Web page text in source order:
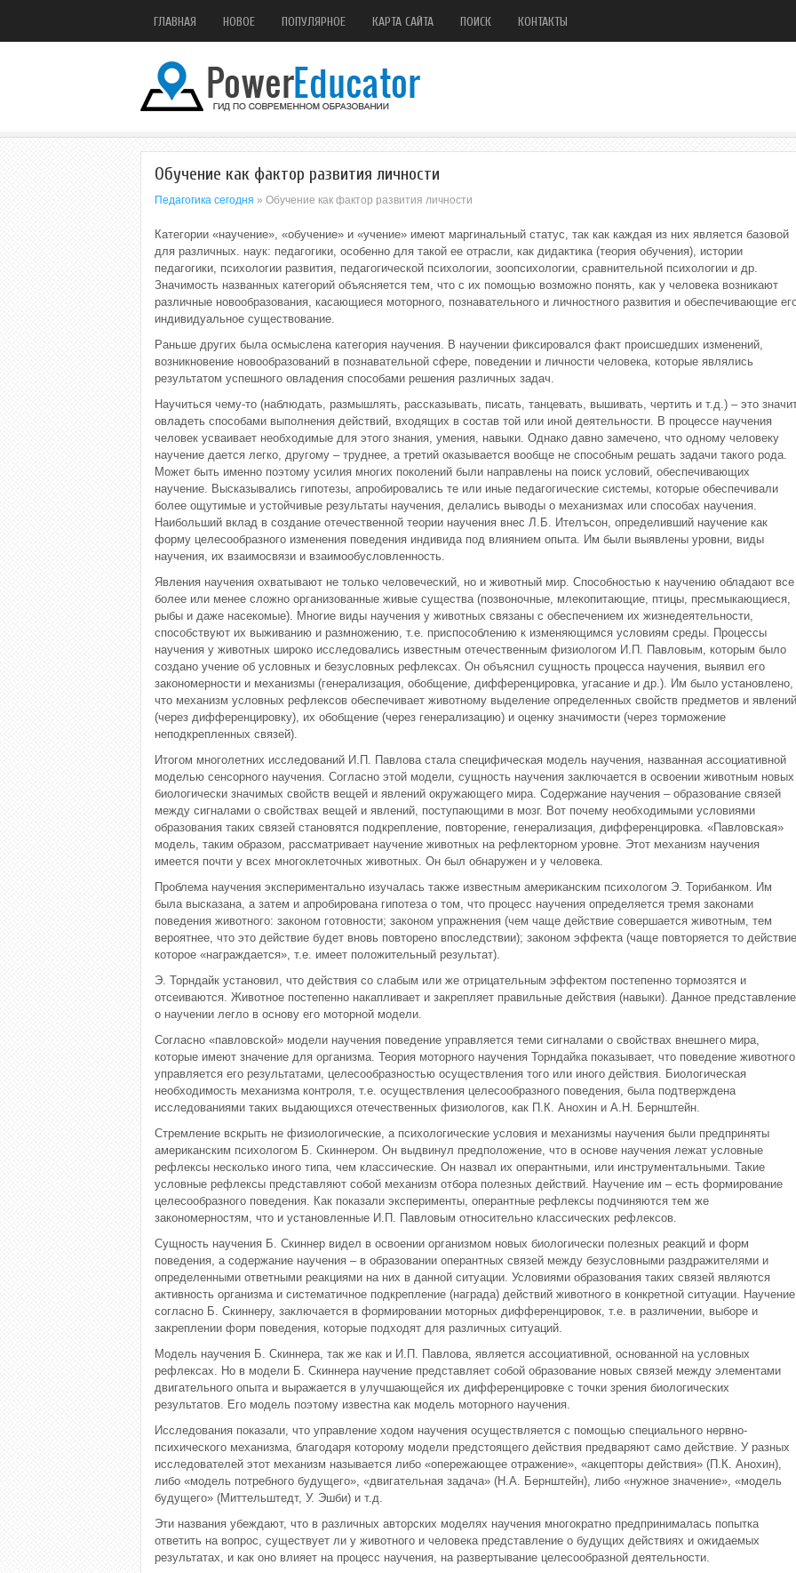
ГЛАВНАЯ НОВОЕ ПОПУЛЯРНОЕ КАРТА САЙТА ПОИСК КОНТАКТЫ
Обучение как фактор развития личности
Педагогика сегодня » Обучение как фактор развития личности
Категории «научение», «обучение» и «учение» имеют маргинальный статус, так как каждая из них является базовой
для различных. наук: педагогики, особенно для такой ее отрасли, как дидактика (теория обучения), истории
педагогики, психологии развития, педагогической психологии, зоопсихологии, сравнительной психологии и др.
Значимость названных категорий объясняется тем, что с их помощью возможно понять, как у человека возникают
различные новообразования, касающиеся моторного, познавательного и личностного развития и обеспечивающие
индивидуальное существование.
Раньше других была осмыслена категория научения. В научении фиксировался факт происшедших изменений,
возникновение новообразований в познавательной сфере, поведении и личности человека, которые являлись
результатом успешного овладения способами решения различных задач.
Научиться чему-то (наблюдать, размышлять, рассказывать, писать, танцевать, вышивать, чертить и т.д.) – это
овладеть способами выполнения действий, входящих в состав той или иной деятельности. В процессе научения
человек усваивает необходимые для этого знания, умения, навыки. Однако давно замечено, что одному человеку
научение дается легко, другому – труднее, а третий оказывается вообще не способным решать задачи такого рода.
Может быть именно поэтому усилия многих поколений были направлены на поиск условий, обеспечивающих
научение. Высказывались гипотезы, апробировались те или иные педагогические системы, которые обеспечивали
более ощутимые и устойчивые результаты научения, делались выводы о механизмах или способах научения.
Наибольший вклад в создание отечественной теории научения внес Л.Б. Ителъсон, определивший научение как
форму целесообразного изменения поведения индивида под влиянием опыта. Им были выявлены уровни, виды
научения, их взаимосвязи и взаимообусловленность.
Явления научения охватывают не только человеческий, но и животный мир. Способностью к научению обладают все
более или менее сложно организованные живые существа (позвоночные, млекопитающие, птицы, пресмыкающиеся,
рыбы и даже насекомые). Многие виды научения у животных связаны с обеспечением их жизнедеятельности,
способствуют их выживанию и размножению, т.е. приспособлению к изменяющимся условиям среды. Процессы
научения у животных широко исследовались известным отечественным физиологом И.П. Павловым, которым было
создано учение об условных и безусловных рефлексах. Он объяснил сущность процесса научения, выявил его
закономерности и механизмы (генерализация, обобщение, дифференцировка, угасание и др.). Им было установлено,
что механизм условных рефлексов обеспечивает животному выделение определенных свойств предметов и явлений
(через дифференцировку), их обобщение (через генерализацию) и оценку значимости (через торможение
неподкрепленных связей).
Итогом многолетних исследований И.П. Павлова стала специфическая модель научения, названная ассоциативной
моделью сенсорного научения. Согласно этой модели, сущность научения заключается в освоении животным новых
биологически значимых свойств вещей и явлений окружающего мира. Содержание научения – образование связей
между сигналами о свойствах вещей и явлений, поступающими в мозг. Вот почему необходимыми условиями
образования таких связей становятся подкрепление, повторение, генерализация, дифференцировка. «Павловская»
модель, таким образом, рассматривает научение животных на рефлекторном уровне. Этот механизм научения
имеется почти у всех многоклеточных животных. Он был обнаружен и у человека.
Проблема научения экспериментально изучалась также известным американским психологом Э. Торибанком. Им
была высказана, а затем и апробирована гипотеза о том, что процесс научения определяется тремя законами
поведения животного: законом готовности; законом упражнения (чем чаще действие совершается животным, тем
вероятнее, что это действие будет вновь повторено впоследствии); законом эффекта (чаще повторяется то
которое «награждается», т.е. имеет положительный результат).
Э. Торндайк установил, что действия со слабым или же отрицательным эффектом постепенно тормозятся и
отсеиваются. Животное постепенно накапливает и закрепляет правильные действия (навыки). Данное представление
о научении легло в основу его моторной модели.
Согласно «павловской» модели научения поведение управляется теми сигналами о свойствах внешнего мира,
которые имеют значение для организма. Теория моторного научения Торндайка показывает, что поведение животного
управляется его результатами, целесообразностью осуществления того или иного действия. Биологическая
необходимость механизма контроля, т.е. осуществления целесообразного поведения, была подтверждена
исследованиями таких выдающихся отечественных физиологов, как П.К. Анохин и А.Н. Бернштейн.
Стремление вскрыть не физиологические, а психологические условия и механизмы научения были предприняты
американским психологом Б. Скиннером. Он выдвинул предположение, что в основе научения лежат условные
рефлексы несколько иного типа, чем классические. Он назвал их оперантными, или инструментальными. Такие
условные рефлексы представляют собой механизм отбора полезных действий. Научение им – есть формирование
целесообразного поведения. Как показали эксперименты, оперантные рефлексы подчиняются тем же
закономерностям, что и установленные И.П. Павловым относительно классических рефлексов.
Сущность научения Б. Скиннер видел в освоении организмом новых биологически полезных реакций и форм
поведения, а содержание научения – в образовании оперантных связей между безусловными раздражителями и
определенными ответными реакциями на них в данной ситуации. Условиями образования таких связей являются
активность организма и систематичное подкрепление (награда) действий животного в конкретной ситуации.
согласно Б. Скиннеру, заключается в формировании моторных дифференцировок, т.е. в различении, выборе и
закреплении форм поведения, которые подходят для различных ситуаций.
Модель научения Б. Скиннера, так же как и И.П. Павлова, является ассоциативной, основанной на условных
рефлексах. Но в модели Б. Скиннера научение представляет собой образование новых связей между элементами
двигательного опыта и выражается в улучшающейся их дифференцировке с точки зрения биологических
результатов. Его модель поэтому известна как модель моторного научения.
Исследования показали, что управление ходом научения осуществляется с помощью специального нервно-
психического механизма, благодаря которому модели предстоящего действия предваряют само действие. У разных
исследователей этот механизм называется либо «опережающее отражение», «акцепторы действия» (П.К. Анохин),
либо «модель потребного будущего», «двигательная задача» (Н.А. Бернштейн), либо «нужное значение», «модель
будущего» (Миттельштедт, У. Эшби) и т.д.
Эти названия убеждают, что в различных авторских моделях научения многократно предпринималась попытка
ответить на вопрос, существует ли у животного и человека представление о будущих действиях и ожидаемых
результатах, и как оно влияет на процесс научения, на развертывание целесообразной деятельности.